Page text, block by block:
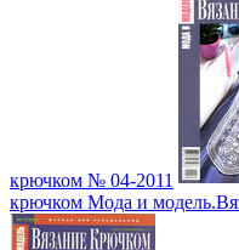
крючком № 04-2011
крючком Мода и